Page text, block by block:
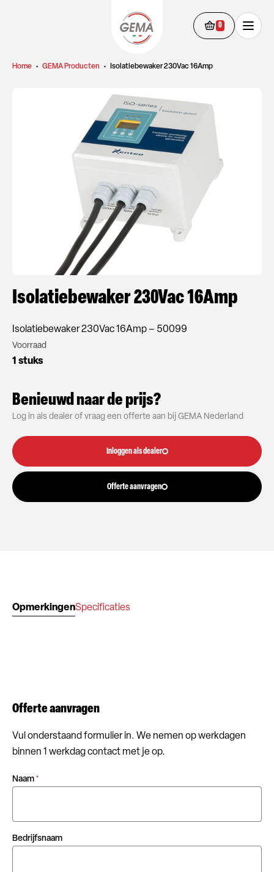
0
Home • GEMA Producten • Isolatiebewaker 230Vac 16Amp
Isolatiebewaker 230Vac 16Amp
Isolatiebewaker 230Vac 16Amp – 50099
Voorraad
1 stuks
Benieuwd naar de prijs?
Log in als dealer of vraag een offerte aan bij GEMA Nederland
Inloggen als dealer
Offerte aanvragen
OpmerkingenSpecificaties
Offerte aanvragen
Vul onderstaand formulier in. We nemen op werkdagen
binnen 1 werkdag contact met je op.
Naam *
Bedrijfsnaam